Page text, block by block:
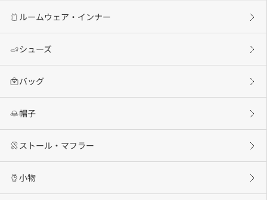
ルームウェア・インナー
シューズ
バッグ
帽子
ストール・マフラー
小物